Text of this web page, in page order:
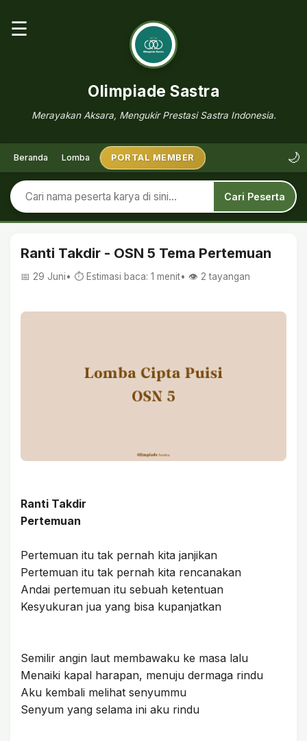
☰
Olimpiade Sastra
Merayakan Aksara, Mengukir Prestasi Sastra Indonesia.
Beranda Lomba PORTAL MEMBER 🌙
Cari Peserta
Ranti Takdir - OSN 5 Tema Pertemuan
📅 29 Juni• ⏱ Estimasi baca: 1 menit• 👁️ 2 tayangan
Ranti Takdir
Pertemuan
Pertemuan itu tak pernah kita janjikan
Pertemuan itu tak pernah kita rencanakan
Andai pertemuan itu sebuah ketentuan
Kesyukuran jua yang bisa kupanjatkan
Semilir angin laut membawaku ke masa lalu
Menaiki kapal harapan, menuju dermaga rindu
Aku kembali melihat senyummu
Senyum yang selama ini aku rindu